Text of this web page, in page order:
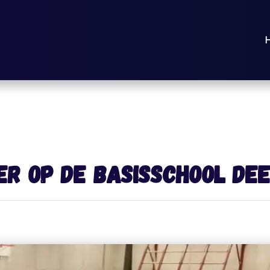
op de basisschool